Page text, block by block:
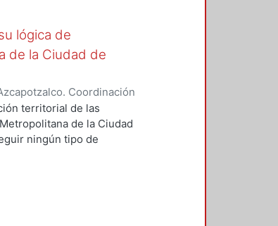
lógica de
de la Ciudad de
Coordinación
Valeria
territorial de las
de la Ciudad
ningún tipo de